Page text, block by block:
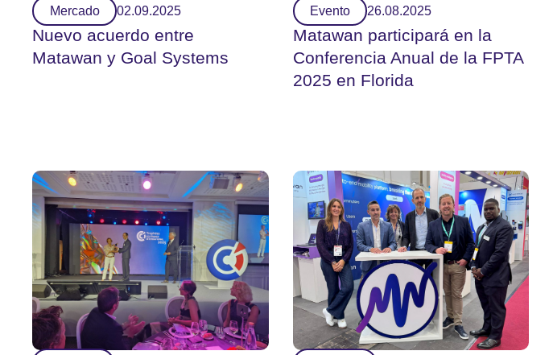
Mercado 02.09.2025
Nuevo acuerdo entre
Matawan y Goal Systems
Evento 26.08.2025
Matawan participará en la
Conferencia Anual de la FPTA
2025 en Florida